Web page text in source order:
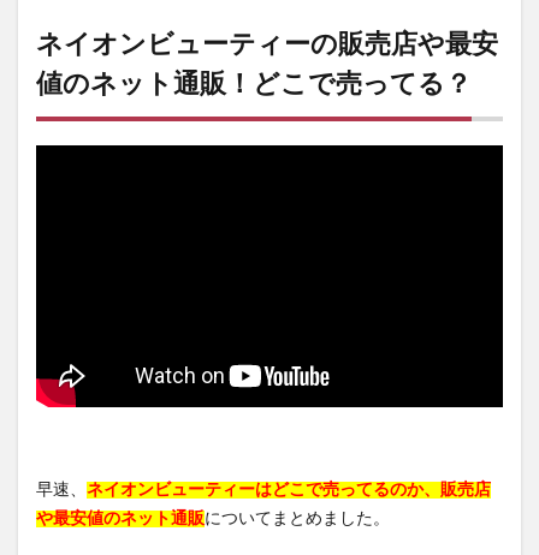
ネイオンビューティーの販売店や最安
値のネット通販！どこで売ってる？
早速、 ネイオンビューティーはどこで売ってるのか、販売店
や最安値のネット通販についてまとめました。